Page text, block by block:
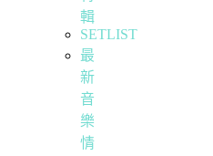
輯
SETLIST
最
新
音
樂
情